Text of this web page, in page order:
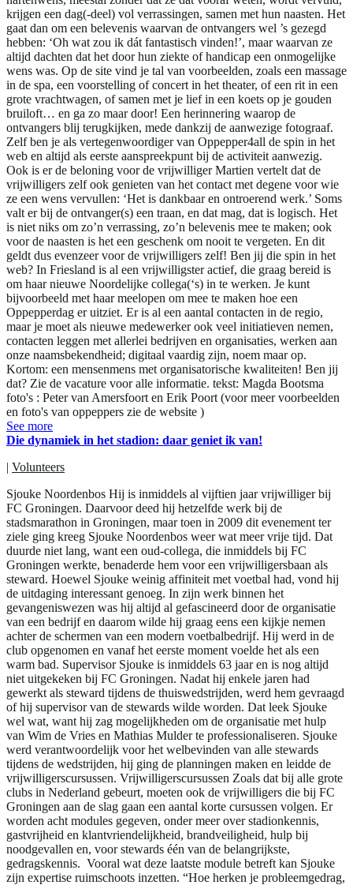
krijgen een dag(-deel) vol verrassingen, samen met hun naasten. Het
gaat dan om een belevenis waarvan de ontvangers wel ’s gezegd
hebben: ‘Oh wat zou ik dát fantastisch vinden!’, maar waarvan ze
altijd dachten dat het door hun ziekte of handicap een onmogelijke
wens was. Op de site vind je tal van voorbeelden, zoals een massage
in de spa, een voorstelling of concert in het theater, of een rit in een
grote vrachtwagen, of samen met je lief in een koets op je gouden
bruiloft… en ga zo maar door! Een herinnering waarop de
ontvangers blij terugkijken, mede dankzij de aanwezige fotograaf.
Zelf ben je als vertegenwoordiger van Oppepper4all de spin in het
web en altijd als eerste aanspreekpunt bij de activiteit aanwezig.
Ook is er de beloning voor de vrijwilliger Martien vertelt dat de
vrijwilligers zelf ook genieten van het contact met degene voor wie
ze een wens vervullen: ‘Het is dankbaar en ontroerend werk.’ Soms
valt er bij de ontvanger(s) een traan, en dat mag, dat is logisch. Het
is niet niks om zo’n verrassing, zo’n belevenis mee te maken; ook
voor de naasten is het een geschenk om nooit te vergeten. En dit
geldt dus evenzeer voor de vrijwilligers zelf! Ben jij die spin in het
web? In Friesland is al een vrijwilligster actief, die graag bereid is
om haar nieuwe Noordelijke collega(‘s) in te werken. Je kunt
bijvoorbeeld met haar meelopen om mee te maken hoe een
Oppepperdag er uitziet. Er is al een aantal contacten in de regio,
maar je moet als nieuwe medewerker ook veel initiatieven nemen,
contacten leggen met allerlei bedrijven en organisaties, werken aan
onze naamsbekendheid; digitaal vaardig zijn, noem maar op.
Kortom: een mensenmens met organisatorische kwaliteiten! Ben jij
dat? Zie de vacature voor alle informatie. tekst: Magda Bootsma
foto's : Peter van Amersfoort en Erik Poort (voor meer voorbeelden
en foto's van oppeppers zie de website )
See more
Die dynamiek in het stadion: daar geniet ik van!
| Volunteers
Sjouke Noordenbos Hij is inmiddels al vijftien jaar vrijwilliger bij
FC Groningen. Daarvoor deed hij hetzelfde werk bij de
stadsmarathon in Groningen, maar toen in 2009 dit evenement ter
ziele ging kreeg Sjouke Noordenbos weer wat meer vrije tijd. Dat
duurde niet lang, want een oud-collega, die inmiddels bij FC
Groningen werkte, benaderde hem voor een vrijwilligersbaan als
steward. Hoewel Sjouke weinig affiniteit met voetbal had, vond hij
de uitdaging interessant genoeg. In zijn werk binnen het
gevangeniswezen was hij altijd al gefascineerd door de organisatie
van een bedrijf en daarom wilde hij graag eens een kijkje nemen
achter de schermen van een modern voetbalbedrijf. Hij werd in de
club opgenomen en vanaf het eerste moment voelde het als een
warm bad. Supervisor Sjouke is inmiddels 63 jaar en is nog altijd
niet uitgekeken bij FC Groningen. Nadat hij enkele jaren had
gewerkt als steward tijdens de thuiswedstrijden, werd hem gevraagd
of hij supervisor van de stewards wilde worden. Dat leek Sjouke
wel wat, want hij zag mogelijkheden om de organisatie met hulp
van Wim de Vries en Mathias Mulder te professionaliseren. Sjouke
werd verantwoordelijk voor het welbevinden van alle stewards
tijdens de wedstrijden, hij ging de planningen maken en leidde de
vrijwilligerscursussen. Vrijwilligerscursussen Zoals dat bij alle grote
clubs in Nederland gebeurt, moeten ook de vrijwilligers die bij FC
Groningen aan de slag gaan een aantal korte cursussen volgen. Er
worden acht modules gegeven, onder meer over stadionkennis,
gastvrijheid en klantvriendelijkheid, brandveiligheid, hulp bij
noodgevallen en, voor stewards één van de belangrijkste,
gedragskennis. Vooral wat deze laatste module betreft kan Sjouke
zijn expertise ruimschoots inzetten. “Hoe herken je probleemgedrag,